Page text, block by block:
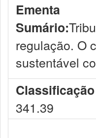
Ementa
Sumário:
regulação. O
sustentável
341.39